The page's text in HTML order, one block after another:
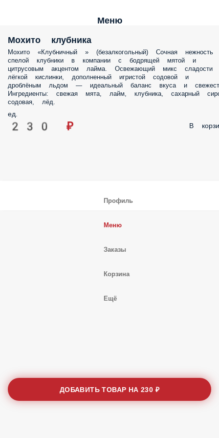
Меню
Мохито клубника
Мохито «Клубничный » (безалкогольный) Сочная нежность
спелой клубники в компании с бодрящей мятой и
цитрусовым акцентом лайма. Освежающий микс сладости
лёгкой кислинки, дополненный игристой содовой и
дроблёным льдом — идеальный баланс вкуса и
Ингредиенты: свежая мята, лайм, клубника, сахарный
содовая, лёд.
ед.
230 ₽ В
ДОБАВИТЬ ТОВАР НА230 ₽
Профиль
Меню
Заказы
Корзина
Ещё